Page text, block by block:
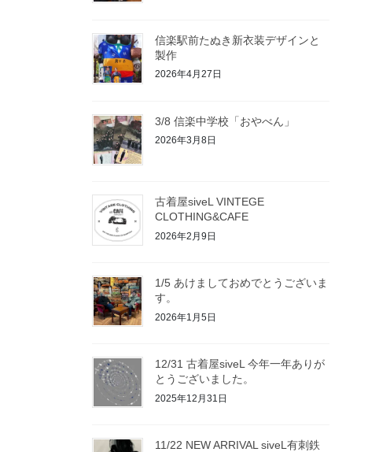
信楽駅前たぬき新衣装デザインと
製作
2026年4月27日
3/8 信楽中学校「おやべん」
2026年3月8日
古着屋siveL VINTEGE
CLOTHING&CAFE
2026年2月9日
1/5 あけましておめでとうございま
す。
2026年1月5日
12/31 古着屋siveL 今年一年ありが
とうございました。
2025年12月31日
11/22 NEW ARRIVAL siveL有刺鉄